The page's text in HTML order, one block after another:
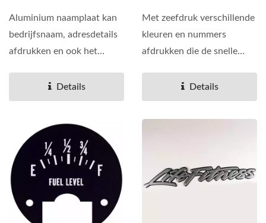
Aluminium naamplaat kan
bedrijfsnaam, adresdetails
afdrukken en ook het
fabricagedatum,...
Details
Met zeefdruk verschillende
kleuren en nummers
afdrukken die de snelle
Veelvuldig...Details